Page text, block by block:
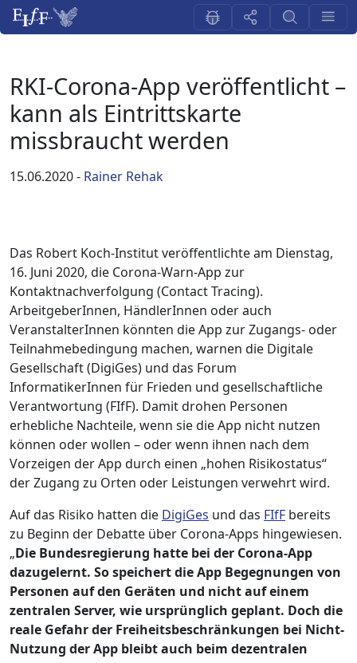
RKI-Corona-App veröffentlicht –
kann als Eintrittskarte
missbraucht werden
15.06.2020- Rainer Rehak
Das Robert Koch-Institut veröffentlichte am Dienstag,
16. Juni 2020, die Corona-Warn-App zur
Kontaktnachverfolgung (Contact Tracing).
ArbeitgeberInnen, HändlerInnen oder auch
VeranstalterInnen könnten die App zur Zugangs- oder
Teilnahmebedingung machen, warnen die Digitale
Gesellschaft (DigiGes) und das Forum
InformatikerInnen für Frieden und gesellschaftliche
Verantwortung (FIfF). Damit drohen Personen
erhebliche Nachteile, wenn sie die App nicht nutzen
können oder wollen – oder wenn ihnen nach dem
Vorzeigen der App durch einen „hohen Risikostatus“
der Zugang zu Orten oder Leistungen verwehrt wird.
Auf das Risiko hatten die DigiGes und das FIfF bereits
zu Beginn der Debatte über Corona-Apps hingewiesen.
„Die Bundesregierung hatte bei der Corona-App
dazugelernt. So speichert die App Begegnungen von
Personen auf den Geräten und nicht auf einem
zentralen Server, wie ursprünglich geplant. Doch die
reale Gefahr der Freiheitsbeschränkungen bei Nicht-
Nutzung der App bleibt auch beim dezentralen